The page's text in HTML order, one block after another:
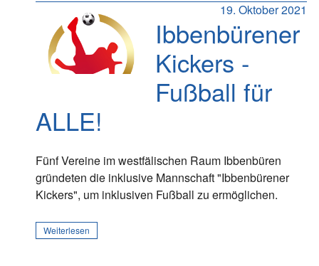
19. Oktober 2021
Ibbenbürener
Kickers -
Fußball für
ALLE!
Fünf Vereine im westfälischen Raum Ibbenbüren
gründeten die inklusive Mannschaft "Ibbenbürener
Kickers", um inklusiven Fußball zu ermöglichen.
Weiterlesen